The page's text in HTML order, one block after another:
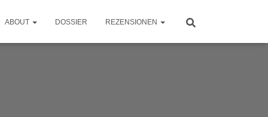
ABOUT DOSSIER REZENSIONEN